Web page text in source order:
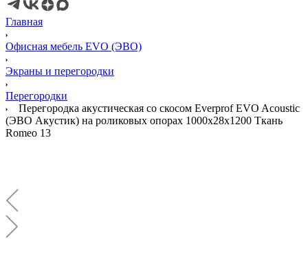
Главная
Офисная мебель EVO (ЭВО)
Экраны и перегородки
Перегородки
Перегородка акустическая со скосом Everprof EVO Acoustic
(ЭВО Акустик) на роликовых опорах 1000х28х1200 Ткань
Romeo 13